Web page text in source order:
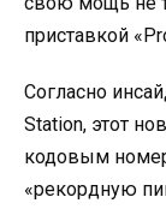
приставкой
Согласно
Station, этот
кодовым
«рекордную